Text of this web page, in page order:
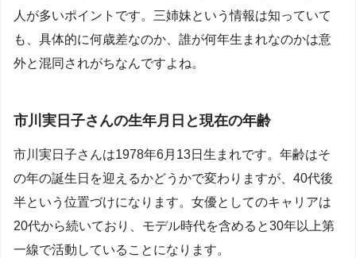
人が多いポイントです。三姉妹という情報は知っていて
も、具体的に何歳差なのか、誰が何年生まれなのかは意
外と混同されがちなんですよね。
市川実日子さんの生年月日と現在の年齢
市川実日子さんは1978年6月13日生まれです。年齢はそ
の年の誕生日を迎えるかどうかで変わりますが、40代後
半という位置づけになります。女優としてのキャリアは
20代から続いており、モデル時代を含めると30年以上第
一線で活動していることになります。